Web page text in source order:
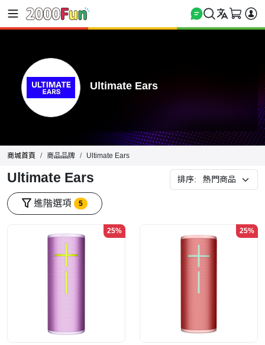
Ultimate Ears
商城首頁 商品品牌 Ultimate Ears
Ultimate Ears 排序:
進階選項 5
25% 25%